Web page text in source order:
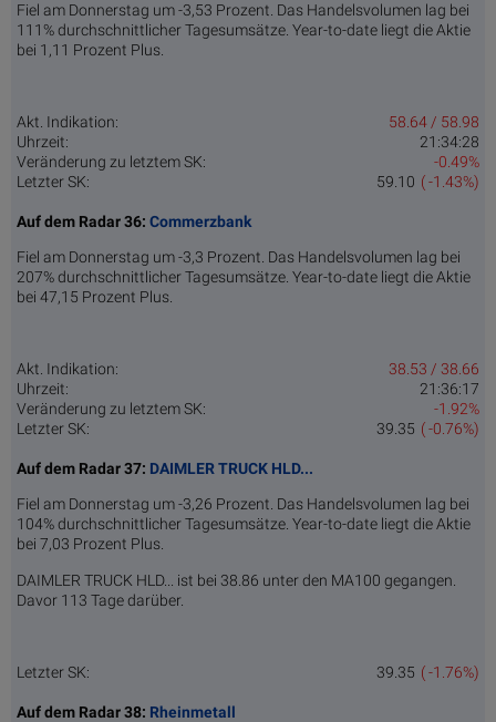
Fiel am Donnerstag um -3,53 Prozent. Das Handelsvolumen lag bei
111% durchschnittlicher Tagesumsätze. Year-to-date liegt die Aktie
bei 1,11 Prozent Plus.
Akt. Indikation:
58.64 / 58.98
Uhrzeit:
21:34:28
Veränderung zu letztem SK:
-0.49%
Letzter SK:
( -1.43%)
59.10
Auf dem Radar 36: Commerzbank
Fiel am Donnerstag um -3,3 Prozent. Das Handelsvolumen lag bei
207% durchschnittlicher Tagesumsätze. Year-to-date liegt die Aktie
bei 47,15 Prozent Plus.
Akt. Indikation:
38.53 / 38.66
Uhrzeit:
21:36:17
Veränderung zu letztem SK:
-1.92%
Letzter SK:
( -0.76%)
39.35
Auf dem Radar 37: DAIMLER TRUCK HLD...
Fiel am Donnerstag um -3,26 Prozent. Das Handelsvolumen lag bei
104% durchschnittlicher Tagesumsätze. Year-to-date liegt die Aktie
bei 7,03 Prozent Plus.
DAIMLER TRUCK HLD... ist bei 38.86 unter den MA100 gegangen.
Davor 113 Tage darüber.
Letzter SK: ( -1.76%)
39.35
Auf dem Radar 38: Rheinmetall